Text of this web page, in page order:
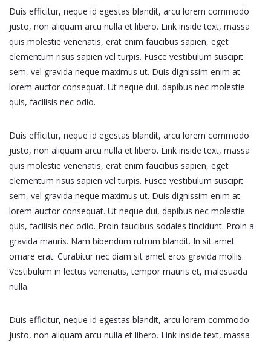
Duis efficitur, neque id egestas blandit, arcu lorem commodo
justo, non aliquam arcu nulla et libero. Link inside text, massa
quis molestie venenatis, erat enim faucibus sapien, eget
elementum risus sapien vel turpis. Fusce vestibulum suscipit
sem, vel gravida neque maximus ut. Duis dignissim enim at
lorem auctor consequat. Ut neque dui, dapibus nec molestie
quis, facilisis nec odio.
Duis efficitur, neque id egestas blandit, arcu lorem commodo
justo, non aliquam arcu nulla et libero. Link inside text, massa
quis molestie venenatis, erat enim faucibus sapien, eget
elementum risus sapien vel turpis. Fusce vestibulum suscipit
sem, vel gravida neque maximus ut. Duis dignissim enim at
lorem auctor consequat. Ut neque dui, dapibus nec molestie
quis, facilisis nec odio. Proin faucibus sodales tincidunt. Proin a
gravida mauris. Nam bibendum rutrum blandit. In sit amet
ornare erat. Curabitur nec diam sit amet eros gravida mollis.
Vestibulum in lectus venenatis, tempor mauris et, malesuada
nulla.
Duis efficitur, neque id egestas blandit, arcu lorem commodo
justo, non aliquam arcu nulla et libero. Link inside text, massa